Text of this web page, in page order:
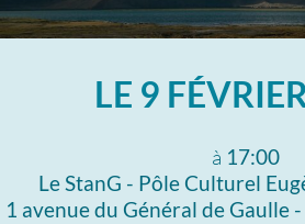
LE 9
à 17:00
Le StanG - Pôle Culturel
1 avenue du Général de Gaulle